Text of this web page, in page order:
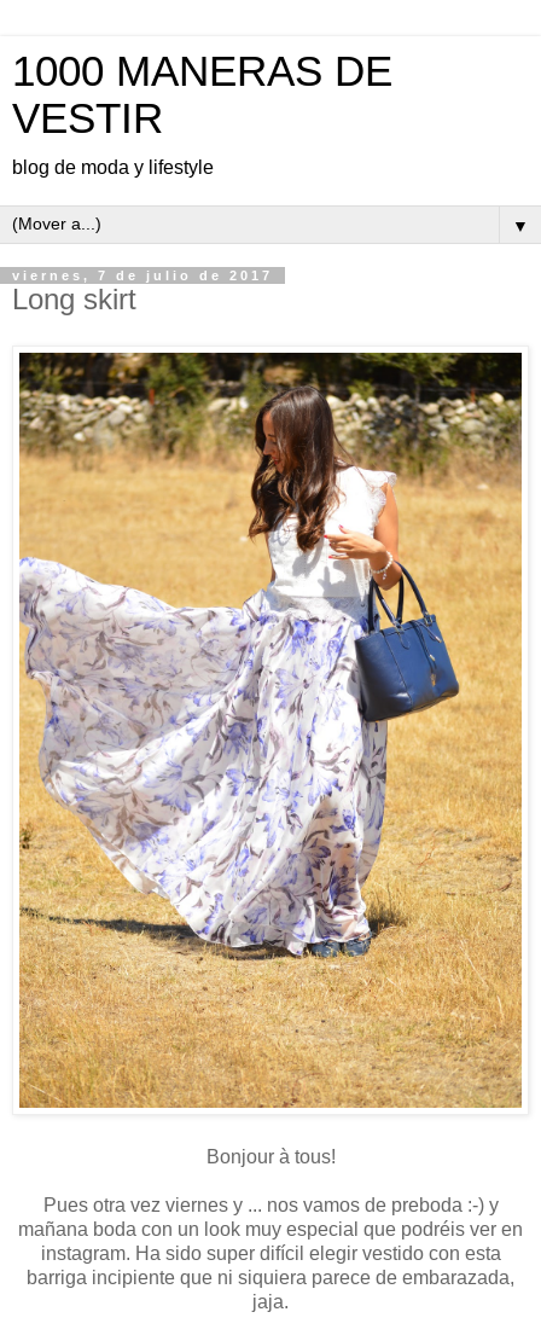
1000 MANERAS DE
VESTIR
blog de moda y lifestyle
▼
viernes, 7 de julio de 2017
Long skirt
Bonjour à tous!
Pues otra vez viernes y ... nos vamos de preboda :-) y
mañana boda con un look muy especial que podréis ver en
instagram. Ha sido super difícil elegir vestido con esta
barriga incipiente que ni siquiera parece de embarazada,
jaja.